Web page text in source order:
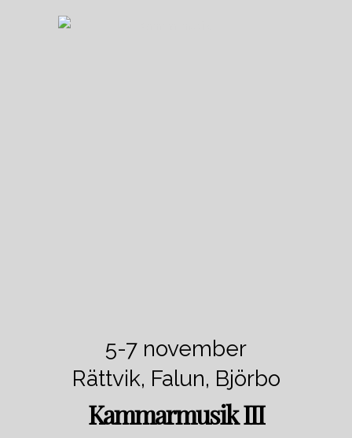
5-7 november
Rättvik, Falun, Björbo
Kammarmusik III